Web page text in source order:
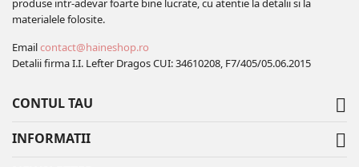
produse intr-adevar foarte bine lucrate, cu atentie la detalii si la
materialele folosite.
Emailcontact@haineshop.ro
Detalii firma I.I. Lefter Dragos CUI: 34610208, F7/405/05.06.2015
CONTUL TAU 
INFORMATII 